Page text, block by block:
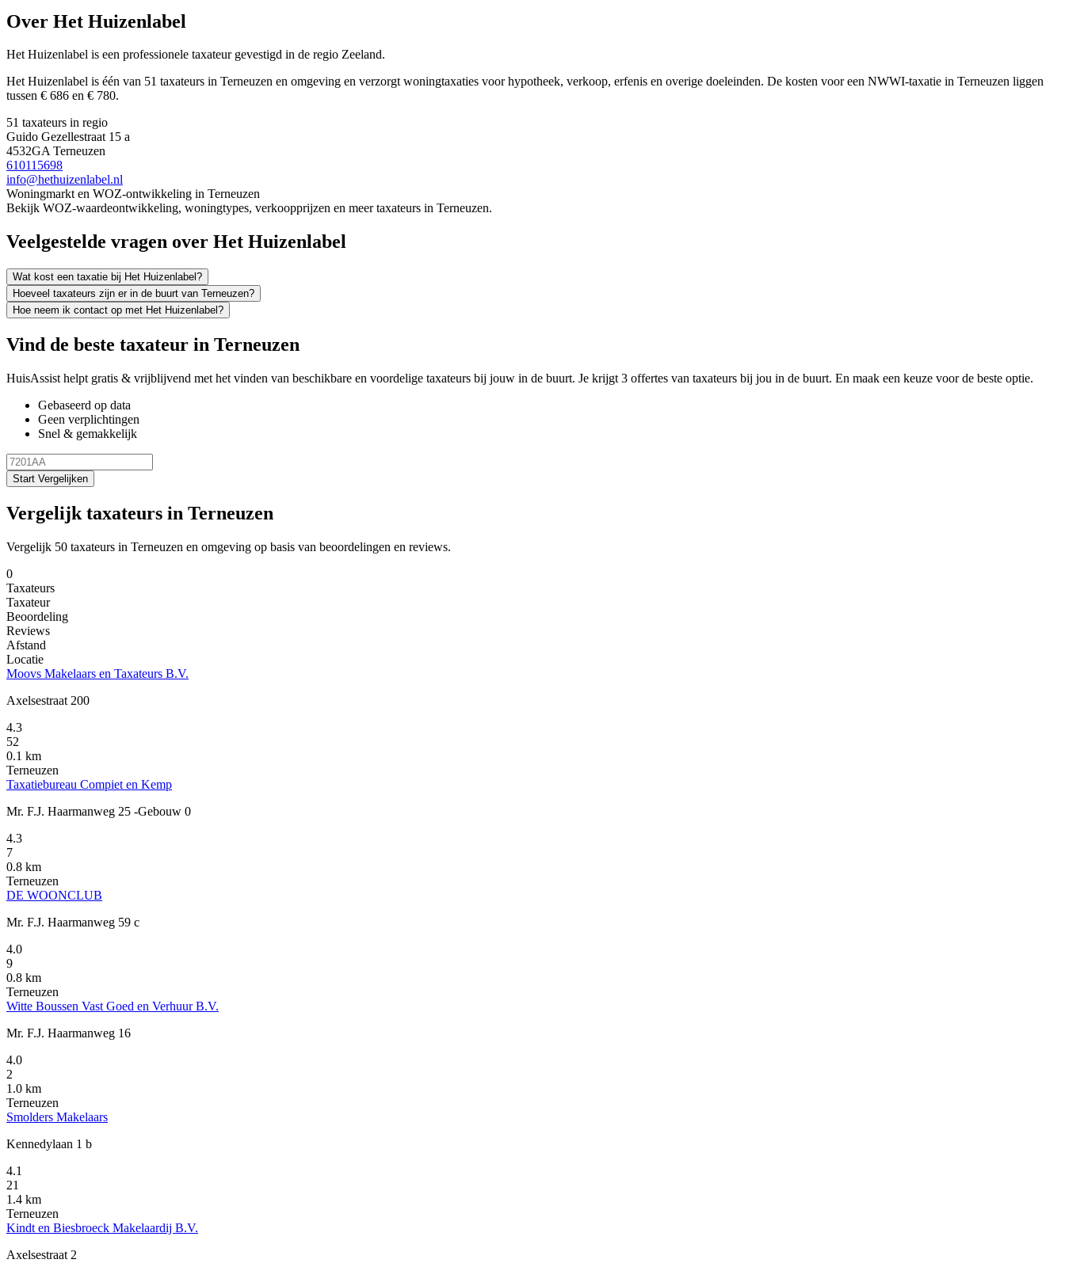
Over Het Huizenlabel
Het Huizenlabel is een professionele taxateur gevestigd in de regio Zeeland.
Het Huizenlabel is één van 51 taxateurs in Terneuzen en omgeving en verzorgt woningtaxaties voor hypotheek, verkoop, erfenis en overige doeleinden. De kosten voor een NWWI-taxatie in Terneuzen liggen
tussen € 686 en € 780.
51 taxateurs in regio
Guido Gezellestraat 15 a
4532GA Terneuzen
610115698
info@hethuizenlabel.nl
Woningmarkt en WOZ-ontwikkeling in Terneuzen
Bekijk WOZ-waardeontwikkeling, woningtypes, verkoopprijzen en meer taxateurs in Terneuzen.
Veelgestelde vragen over Het Huizenlabel
Wat kost een taxatie bij Het Huizenlabel?
Hoeveel taxateurs zijn er in de buurt van Terneuzen?
Hoe neem ik contact op met Het Huizenlabel?
Vind de beste taxateur in Terneuzen
HuisAssist helpt gratis & vrijblijvend met het vinden van beschikbare en voordelige taxateurs bij jouw in de buurt. Je krijgt 3 offertes van taxateurs bij jou in de buurt. En maak een keuze voor de beste optie.
Gebaseerd op data
Geen verplichtingen
Snel & gemakkelijk
Start Vergelijken
Vergelijk taxateurs in Terneuzen
Vergelijk 50 taxateurs in Terneuzen en omgeving op basis van beoordelingen en reviews.
0
Taxateurs
Taxateur
Beoordeling
Reviews
Afstand
Locatie
Moovs Makelaars en Taxateurs B.V.
Axelsestraat 200
4.3
52
0.1 km
Terneuzen
Taxatiebureau Compiet en Kemp
Mr. F.J. Haarmanweg 25 -Gebouw 0
4.3
7
0.8 km
Terneuzen
DE WOONCLUB
Mr. F.J. Haarmanweg 59 c
4.0
9
0.8 km
Terneuzen
Witte Boussen Vast Goed en Verhuur B.V.
Mr. F.J. Haarmanweg 16
4.0
2
1.0 km
Terneuzen
Smolders Makelaars
Kennedylaan 1 b
4.1
21
1.4 km
Terneuzen
Kindt en Biesbroeck Makelaardij B.V.
Axelsestraat 2